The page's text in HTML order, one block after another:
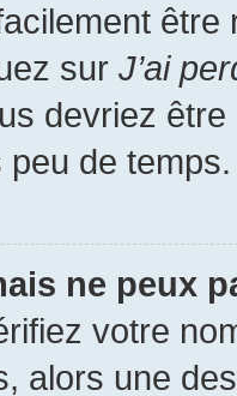
sur J’ai
devriez
de temps.
ne peux
votre
alors une